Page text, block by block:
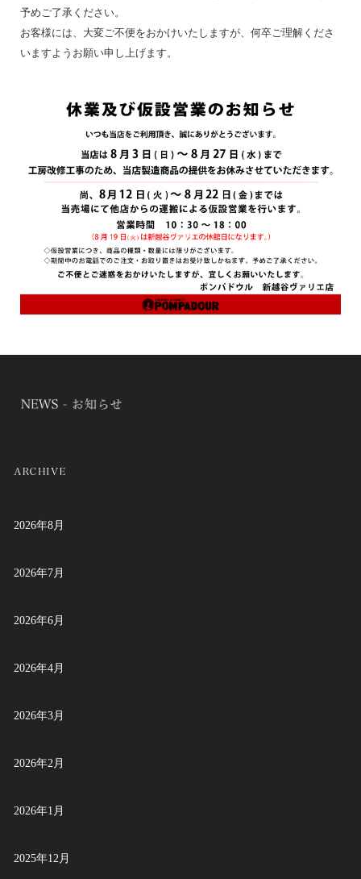
予めご了承ください。
お客様には、大変ご不便をおかけいたしますが、何卒ご理解くださ
いますようお願い申し上げます。
2026年8月
2026年7月
2026年6月
2026年4月
2026年3月
2026年2月
2026年1月
2025年12月